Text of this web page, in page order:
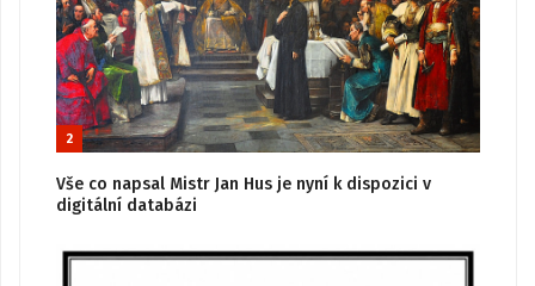
2
Vše co napsal Mistr Jan Hus je nyní k dispozici v
digitální databázi